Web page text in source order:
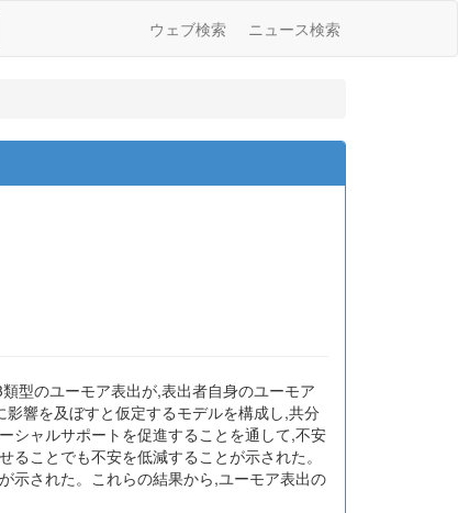
ウェブ検索 ニュース検索
型のユーモア表出が,表出者自身のユーモア
響を及ぼすと仮定するモデルを構成し,共分
シャルサポートを促進することを通して,不安
ことでも不安を低減することが示された。
示された。これらの結果から,ユーモア表出の